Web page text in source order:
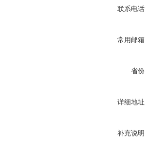
联系电
常用邮
省
详细地
补充说